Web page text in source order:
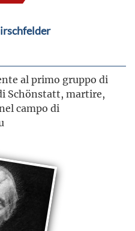
al primo gruppo di
Schönstatt, martire,
campo di